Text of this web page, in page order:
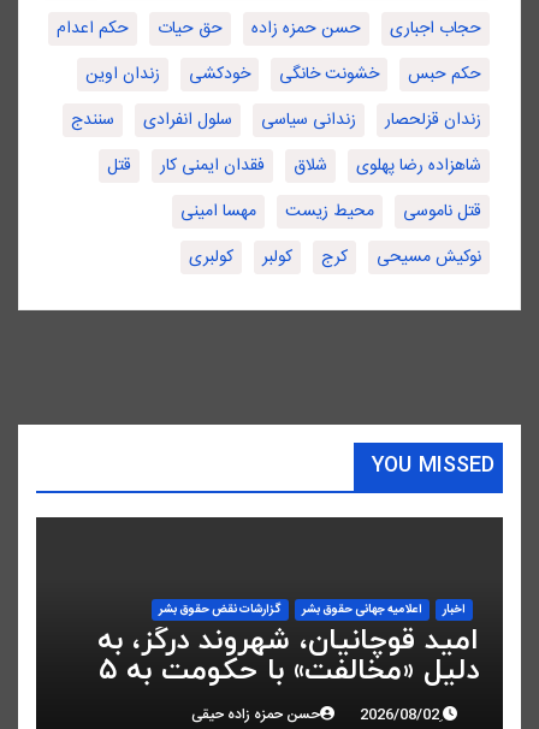
حجاب اجباری
حسن حمزه زاده حق حیات
حکم اعدام
حکم حبس
خشونت خانگی خودکشی
زندان اوین
زندان قزلحصار
زندانی سیاسی سلول انفرادی
سنندج
شاهزاده رضا پهلوی
شلاق فقدان ایمنی کار
قتل
قتل ناموسی
محیط زیست
مهسا امینی
نوکیش مسیحی
کرج کولبر کولبری
YOU MISSED
اخبار اعلاميه جهانی حقوق بشر گزارشات نقض حقوق بشر
امید قوچانیان، شهروند درگز، به
دلیل «مخالفت» با حکومت به ۵
سال زندان محکوم شد
حسن حمزه زاده حیقی